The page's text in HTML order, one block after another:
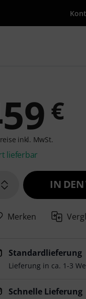
{searchTerm}
€
inkl. MwSt.
lieferbar
IN DEN
Merken
Standardlieferung
Lieferung in ca. 1-3
Schnelle Lieferung